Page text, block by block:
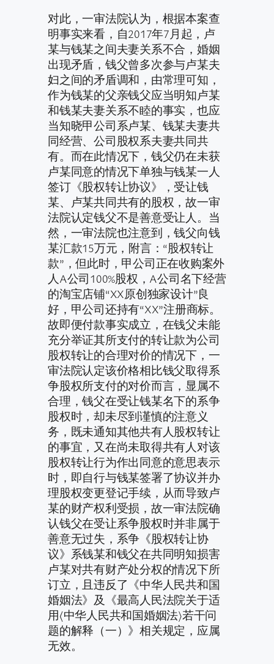
对此，一审法院认为，根据本案查
明事实来看，自2017年7月起，卢
某与钱某之间夫妻关系不合，婚姻
出现矛盾，钱父曾多次参与卢某夫
妇之间的矛盾调和，由常理可知，
作为钱某的父亲钱父应当明知卢某
和钱某夫妻关系不睦的事实，也应
当知晓甲公司系卢某、钱某夫妻共
同经营、公司股权系夫妻共同共
有。而在此情况下，钱父仍在未获
卢某同意的情况下单独与钱某一人
签订《股权转让协议》，受让钱
某、卢某共同共有的股权，故一审
法院认定钱父不是善意受让人。当
然，一审法院也注意到，钱父向钱
某汇款15万元，附言：“股权转让
款”，但此时，甲公司正在收购案外
人A公司100%股权，A公司名下经营
的淘宝店铺“XX原创独家设计”良
好，甲公司还持有“XX”注册商标。
故即便付款事实成立，在钱父未能
充分举证其所支付的转让款为公司
股权转让的合理对价的情况下，一
审法院认定该价格相比钱父取得系
争股权所支付的对价而言，显属不
合理，钱父在受让钱某名下的系争
股权时，却未尽到谨慎的注意义
务，既未通知其他共有人股权转让
的事宜，又在尚未取得共有人对该
股权转让行为作出同意的意思表示
时，即自行与钱某签署了协议并办
理股权变更登记手续，从而导致卢
某的财产权利受损，故一审法院确
认钱父在受让系争股权时并非属于
善意无过失，系争《股权转让协
议》系钱某和钱父在共同明知损害
卢某对共有财产处分权的情况下所
订立，且违反了《中华人民共和国
婚姻法》及《最高人民法院关于适
用〈中华人民共和国婚姻法〉若干问
题的解释（一）》相关规定，应属
无效。